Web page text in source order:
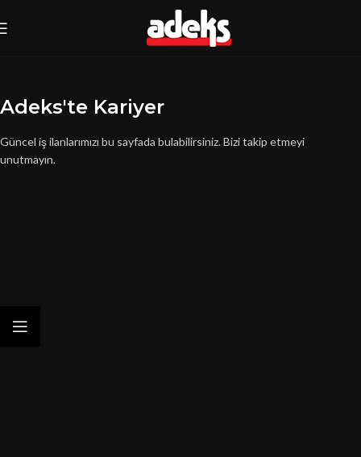
Adeks'te Kariyer
Güncel iş ilanlarımızı bu sayfada bulabilirsiniz. Bizi takip etmeyi
unutmayın.